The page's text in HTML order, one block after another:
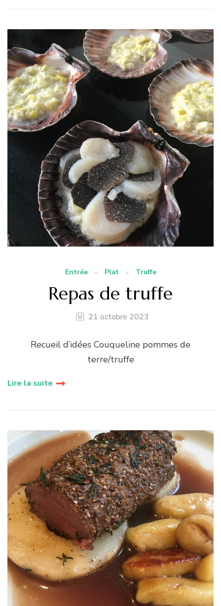
Entrée Plat Truffe
Repas de truffe
21 octobre 2023
Recueil d’idées Couqueline pommes de
terre/truffe
Lire la suite